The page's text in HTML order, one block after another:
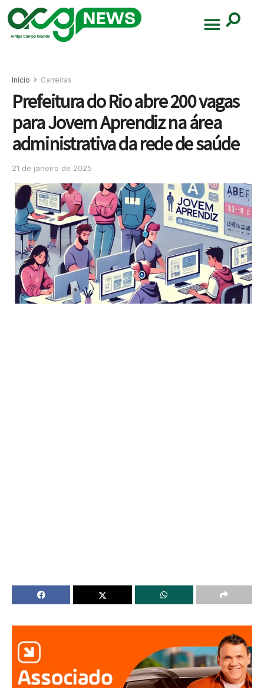
Início Carreiras
Prefeitura do Rio abre 200 vagas
para Jovem Aprendiz na área
administrativa da rede de saúde
21 de janeiro de 2025